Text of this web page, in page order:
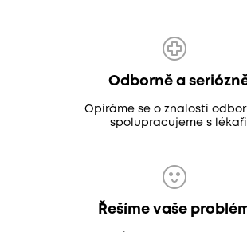
Odborně a
Opíráme se o znalosti
spolupracujeme s lékaři
Řešíme vaše